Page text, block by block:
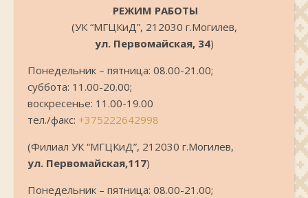
.РЕЖИМ РАБОТЫ
(УК “МГЦКиД”, 212030 г.Могилев,
ул. Первомайская, 34)
Понедельник – пятница: 08.00-21.00;
суббота: 11.00-20.00;
воскресенье: 11.00-19.00
тел./факс: +375222642998
(Филиал УК “МГЦКиД”, 212030 г.Могилев,
ул. Первомайская,117)
Понедельник – пятница: 08.00-21.00;